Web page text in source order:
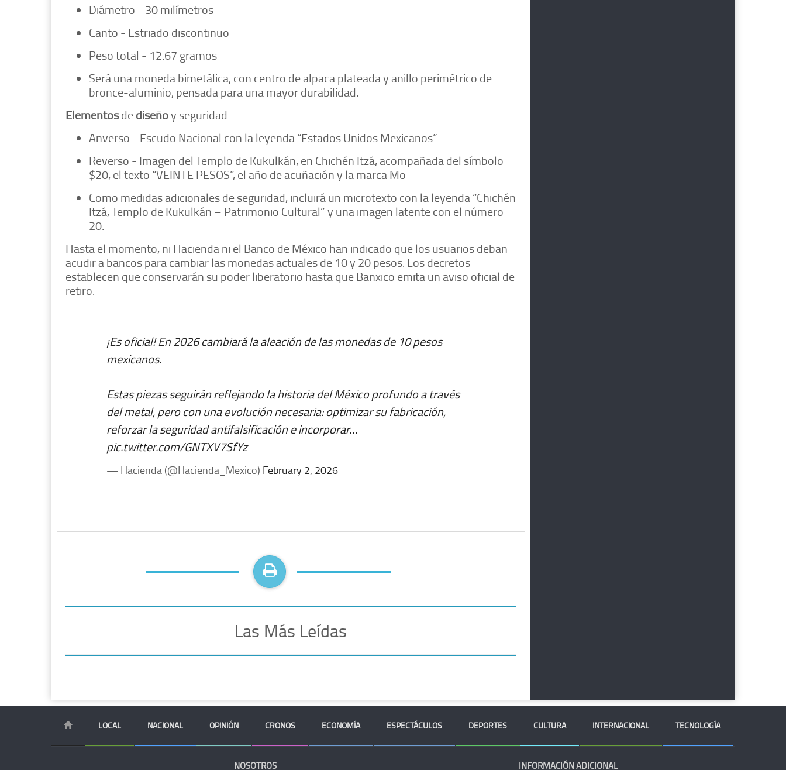
Diámetro - 30 milímetros
Canto - Estriado discontinuo
Peso total - 12.67 gramos
Será una moneda bimetálica, con centro de alpaca plateada y anillo perimétrico de
bronce-aluminio, pensada para una mayor durabilidad.
Elementosdediseñoy seguridad
Anverso - Escudo Nacional con la leyenda “Estados Unidos Mexicanos”
Reverso - Imagen del Templo de Kukulkán, en Chichén Itzá, acompañada del símbolo
$20, el texto “VEINTE PESOS”, el año de acuñación y la marca Mo
Como medidas adicionales de seguridad, incluirá un microtexto con la leyenda “Chichén
Itzá, Templo de Kukulkán – Patrimonio Cultural” y una imagen latente con el número
20.
Hasta el momento, ni Hacienda ni el Banco de México han indicado que los usuarios deban
acudir a bancos para cambiar las monedas actuales de 10 y 20 pesos. Los decretos
establecen que conservarán su poder liberatorio hasta que Banxico emita un aviso oficial de
retiro.
¡Es oficial! En 2026 cambiará la aleación de las monedas de 10 pesos
mexicanos.
Estas piezas seguirán reflejando la historia del México profundo a través
del metal, pero con una evolución necesaria: optimizar su fabricación,
reforzar la seguridad antifalsificación e incorporar…
pic.twitter.com/GNTXV7SfYz
— Hacienda (@Hacienda_Mexico) February 2, 2026
Las Más Leídas
LOCAL NACIONAL OPINIÓN CRONOS ECONOMÍA ESPECTÁCULOS DEPORTES CULTURA INTERNACIONAL TECNOLOGÍA
NOSOTROS INFORMACIÓN ADICIONAL